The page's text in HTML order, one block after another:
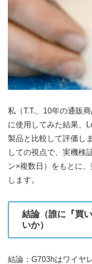
私（T.T.、10年の通販
に使用してみた結果、
製品と比較して評価し
しての視点で、実機検
ン×複数日）をもとに
します。
結論（誰に『買
いか）
結論：G703hはワイヤ